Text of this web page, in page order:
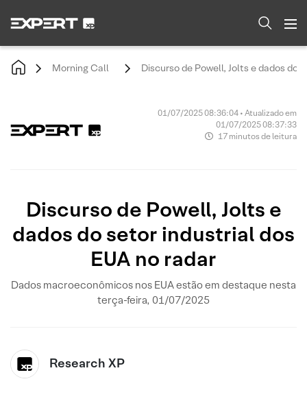
Morning Call Discurso de Powell, Jolts e dados do
01/07/2025 08:36:04 • Atualizado em
01/07/2025 08:37:33
17 minutos de leitura
Discurso de Powell, Jolts e
dados do setor industrial dos
EUA no radar
Dados macroeconômicos nos EUA estão em destaque nesta
terça-feira, 01/07/2025
Research XP